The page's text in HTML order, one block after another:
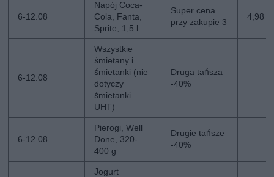
6-12.08
Napój Coca-
Cola, Fanta,
Sprite, 1,5 l
Super cena
przy zakupie 3
4,98
6-12.08
Wszystkie
śmietany i
śmietanki (nie
dotyczy
śmietanki
UHT)
Druga tańsza
-40%
6-12.08
Pierogi, Well
Done, 320-
400 g
Drugie tańsze
-40%
Jogurt